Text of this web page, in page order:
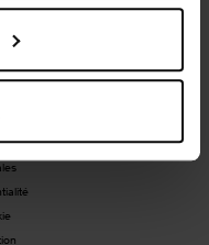
Pinterest